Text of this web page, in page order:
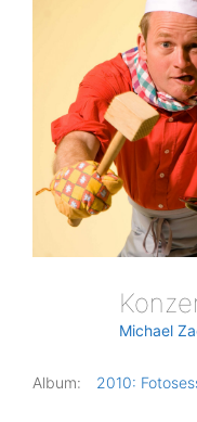
Michael
Album: 2010: